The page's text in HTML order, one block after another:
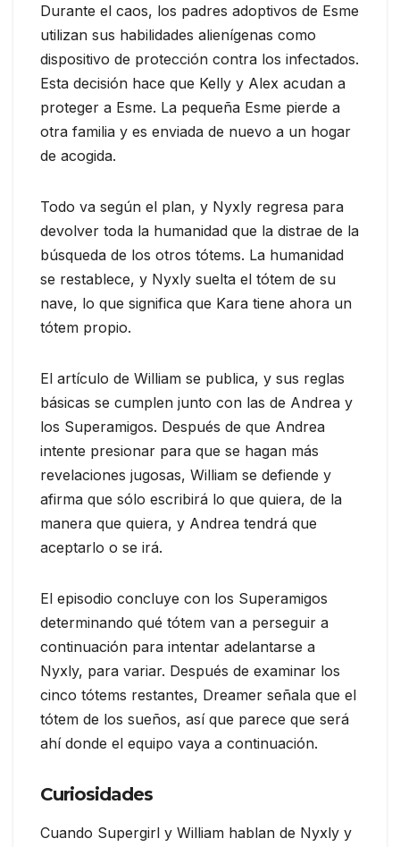
Durante el caos, los padres adoptivos de Esme
utilizan sus habilidades alienígenas como
dispositivo de protección contra los infectados.
Esta decisión hace que Kelly y Alex acudan a
proteger a Esme. La pequeña Esme pierde a
otra familia y es enviada de nuevo a un hogar
de acogida.
Todo va según el plan, y Nyxly regresa para
devolver toda la humanidad que la distrae de la
búsqueda de los otros tótems. La humanidad
se restablece, y Nyxly suelta el tótem de su
nave, lo que significa que Kara tiene ahora un
tótem propio.
El artículo de William se publica, y sus reglas
básicas se cumplen junto con las de Andrea y
los Superamigos. Después de que Andrea
intente presionar para que se hagan más
revelaciones jugosas, William se defiende y
afirma que sólo escribirá lo que quiera, de la
manera que quiera, y Andrea tendrá que
aceptarlo o se irá.
El episodio concluye con los Superamigos
determinando qué tótem van a perseguir a
continuación para intentar adelantarse a
Nyxly, para variar. Después de examinar los
cinco tótems restantes, Dreamer señala que el
tótem de los sueños, así que parece que será
ahí donde el equipo vaya a continuación.
Curiosidades
Cuando Supergirl y William hablan de Nyxly y